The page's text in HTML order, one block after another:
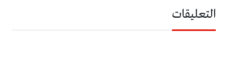
التعليقات